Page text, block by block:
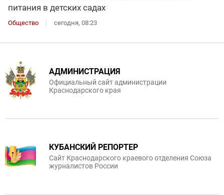
питания в детских садах
Общество сегодня, 08:23
АДМИНИСТРАЦИЯ
Официальный сайт администрации
Краснодарского края
КУБАНСКИЙ РЕПОРТЕР
Сайт Краснодарского краевого отделения Союза
журналистов России